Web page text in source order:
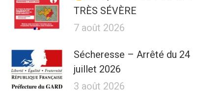
TRÈS SÉVÈRE
7 août 2026
Sécheresse – Arrêté du 24
juillet 2026
3 août 2026